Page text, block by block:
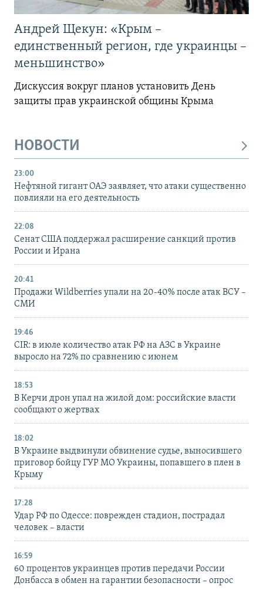
Андрей Щекун: «Крым –
единственный регион, где украинцы –
меньшинство»
Дискуссия вокруг планов установить День
защиты прав украинской общины Крыма
НОВОСТИ
23:00
Нефтяной гигант ОАЭ заявляет, что атаки существенно
повлияли на его деятельность
22:08
Сенат США поддержал расширение санкций против
России и Ирана
20:41
Продажи Wildberries упали на 20-40% после атак ВСУ –
СМИ
19:46
CIR: в июле количество атак РФ на АЗС в Украине
выросло на 72% по сравнению с июнем
18:53
В Керчи дрон упал на жилой дом: российские власти
сообщают о жертвах
18:02
В Украине выдвинули обвинение судье, выносившего
приговор бойцу ГУР МО Украины, попавшего в плен в
Крыму
17:28
Удар РФ по Одессе: поврежден стадион, пострадал
человек – власти
16:59
60 процентов украинцев против передачи России
Донбасса в обмен на гарантии безопасности – опрос